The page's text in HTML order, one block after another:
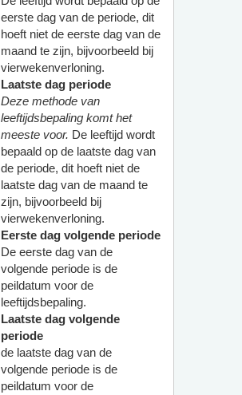
eerste dag van de periode, dit
hoeft niet de eerste dag van de
maand te zijn, bijvoorbeeld bij
vierwekenverloning.
Laatste dag periode
Deze methode van
leeftijdsbepaling komt het
meeste voor. De leeftijd wordt
bepaald op de laatste dag van
de periode, dit hoeft niet de
laatste dag van de maand te
zijn, bijvoorbeeld bij
vierwekenverloning.
Eerste dag volgende periode
De eerste dag van de
volgende periode is de
peildatum voor de
leeftijdsbepaling.
Laatste dag volgende
periode
de laatste dag van de
volgende periode is de
peildatum voor de